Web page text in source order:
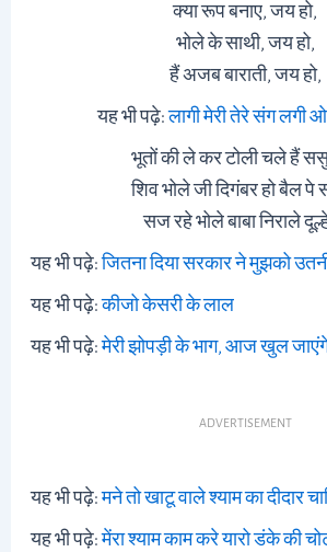
क्या रूप बनाए, जय हो,
भोले के साथी, जय हो,
हैं अजब बाराती, जय हो,
यह भी पढ़े:लागी मेरी तेरे संग लगी
भूतों की ले कर टोली चले हैं
शिव भोले जी दिगंबर हो बैल पे
सज रहे भोले बाबा निराले
यह भी पढ़े:जितना दिया सरकार ने मुझको
यह भी पढ़े:कीजो केसरी के लाल
यह भी पढ़े:मेरी झोपड़ी के भाग, आज खुल
ADVERTISEMENT
यह भी पढ़े:मने तो खाटू वाले श्याम का दीदार
यह भी पढ़े:मेंरा श्याम काम करे यारो डंके की